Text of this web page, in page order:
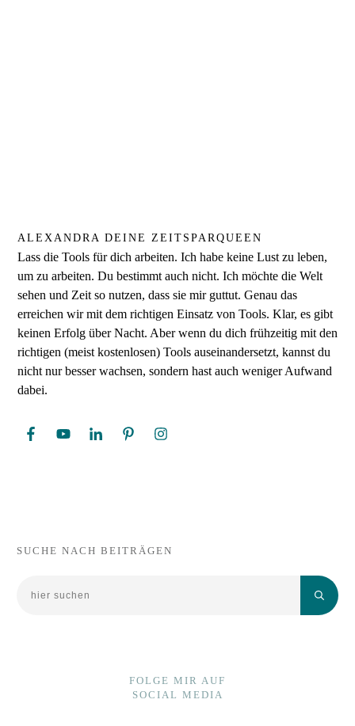
ALEXANDRA DEINE ZEITSPARQUEEN
Lass die Tools für dich arbeiten. Ich habe keine Lust zu leben,
um zu arbeiten. Du bestimmt auch nicht. Ich möchte die Welt
sehen und Zeit so nutzen, dass sie mir guttut. Genau das
erreichen wir mit dem richtigen Einsatz von Tools. Klar, es gibt
keinen Erfolg über Nacht. Aber wenn du dich frühzeitig mit den
richtigen (meist kostenlosen) Tools auseinandersetzt, kannst du
nicht nur besser wachsen, sondern hast auch weniger Aufwand
dabei.
SUCHE NACH BEITRÄGEN
FOLGE MIR AUF
SOCIAL MEDIA